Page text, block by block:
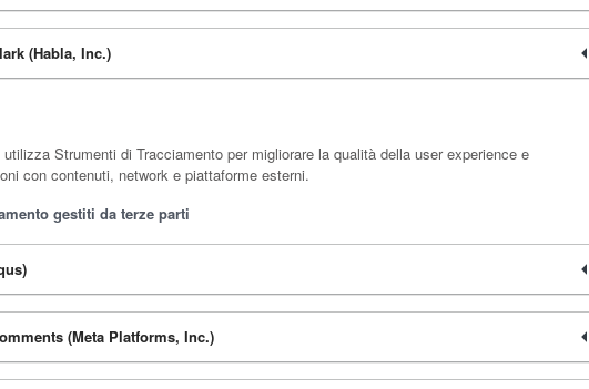
(Habla, Inc.)
Strumenti di Tracciamento per migliorare la qualità della user experience e
con contenuti, network e piattaforme esterni.
gestiti da terze parti
(Meta Platforms, Inc.)